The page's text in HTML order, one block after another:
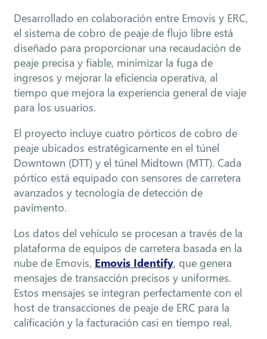
Desarrollado en colaboración entre Emovis y ERC,
el sistema de cobro de peaje de flujo libre está
diseñado para proporcionar una recaudación de
peaje precisa y fiable, minimizar la fuga de
ingresos y mejorar la eficiencia operativa, al
tiempo que mejora la experiencia general de viaje
para los usuarios.
El proyecto incluye cuatro pórticos de cobro de
peaje ubicados estratégicamente en el túnel
Downtown (DTT) y el túnel Midtown (MTT). Cada
pórtico está equipado con sensores de carretera
avanzados y tecnología de detección de
pavimento.
Los datos del vehículo se procesan a través de la
plataforma de equipos de carretera basada en la
nube de Emovis, Emovis Identify, que genera
mensajes de transacción precisos y uniformes.
Estos mensajes se integran perfectamente con el
host de transacciones de peaje de ERC para la
calificación y la facturación casi en tiempo real.